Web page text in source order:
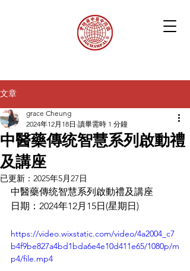
文章
中醫藥傳统智慧系列啟動禮
及講座
grace Cheung
2024年12月18日 讀畢需時 1 分鐘
已更新： 2025年5月27日
中醫藥傳统智慧系列啟動禮及講座
日期：2024年12月15日(星期日)
https://video.wixstatic.com/video/4a2004_c7
b4f9be827a4bd1bda6e4e10d411e65/1080p/m
p4/file.mp4